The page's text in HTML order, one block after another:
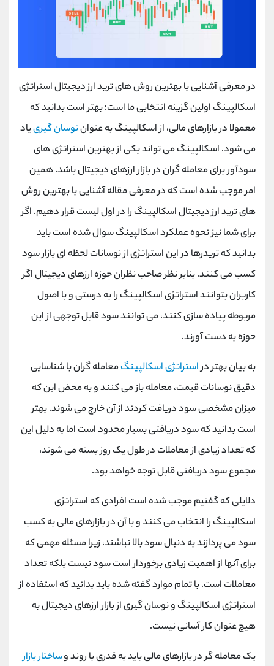
در معرفی آشنایی با بهترین روش های ترید ارز دیجیتال استراتژی
اسکالپینگ اولین گزینه انتخابی ما است؛ بهتر است بدانید که
معمولا در بازارهای مالی، از اسکالپینگ به عنواننوسان گیرییاد
می شود. اسکالپینگ می تواند یکی از بهترین استراتژی های
سودآور برای معامله گران در بازار ارزهای دیجیتال باشد. همین
امر موجب شده است که در معرفی مقاله آشنایی با بهترین روش
های ترید ارز دیجیتال اسکالپینگ را در اول لیست قرار دهیم. اگر
برای شما نیز نحوه عملکرد اسکالپینگ سوال شده است باید
بدانید که تریدرها در این استراتژی از نوسانات لحظه ای بازار سود
کسب می کنند. بنابر نظر صاحب نظران حوزه ارزهای دیجیتال اگر
کاربران بتوانند استراتژی اسکالپینگ را به درستی و با اصول
مربوطه پیاده سازی کنند، می توانند سود قابل توجهی از این
حوزه به دست آورند.
به بیان بهتر دراستراتژی اسکالپینگمعامله گران با شناسایی
دقیق نوسانات قیمت، معامله باز می کنند و به محض این که
میزان مشخصی سود دریافت کردند از آن خارج می شوند. بهتر
است بدانید که سود دریافتی بسیار محدود است اما به دلیل این
که تعداد زیادی از معاملات در طول یک روز بسته می‌ شوند،
مجموع سود دریافتی قابل توجه خواهد بود.
دلایلی که گفتیم موجب شده است افرادی که استراتژی
اسکالپینگ را انتخاب می کنند و با آن در بازارهای مالی به کسب
سود می پردازند به دنبال سود بالا نباشند، زیرا مسئله مهمی که
برای آنها از اهمیت زیادی برخوردار است سود نیست بلکه تعداد
معاملات است. با تمام موارد گفته شده باید بدانید که استفاده از
استراتژی اسکالپینگ و نوسان گیری از بازار ارزهای دیجیتال به
هیچ عنوان کار آسانی نیست.
یک معامله گر در بازارهای مالی باید به قدری با روند وساختار بازار